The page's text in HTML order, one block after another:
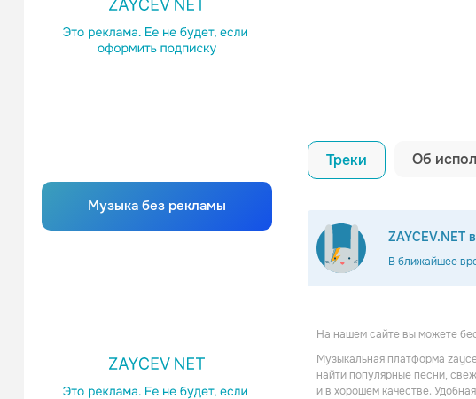
Музыка без рекламы
Треки Об
ZAYCEV.NET
В ближайшее
На нашем сайте вы можете
Музыкальная платформа
найти популярные песни,
и в хорошем качестве.